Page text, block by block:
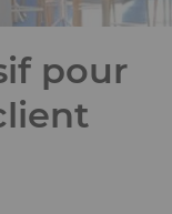
pour